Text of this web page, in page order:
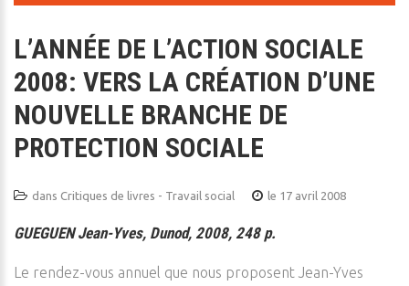
L’ANNÉE DE L’ACTION SOCIALE
2008: VERS LA CRÉATION D’UNE
NOUVELLE BRANCHE DE
PROTECTION SOCIALE
dans Critiques de livres - Travail social le 17 avril 2008
GUEGUEN Jean-Yves, Dunod, 2008, 248 p.
Le rendez-vous annuel que nous proposent Jean-Yves